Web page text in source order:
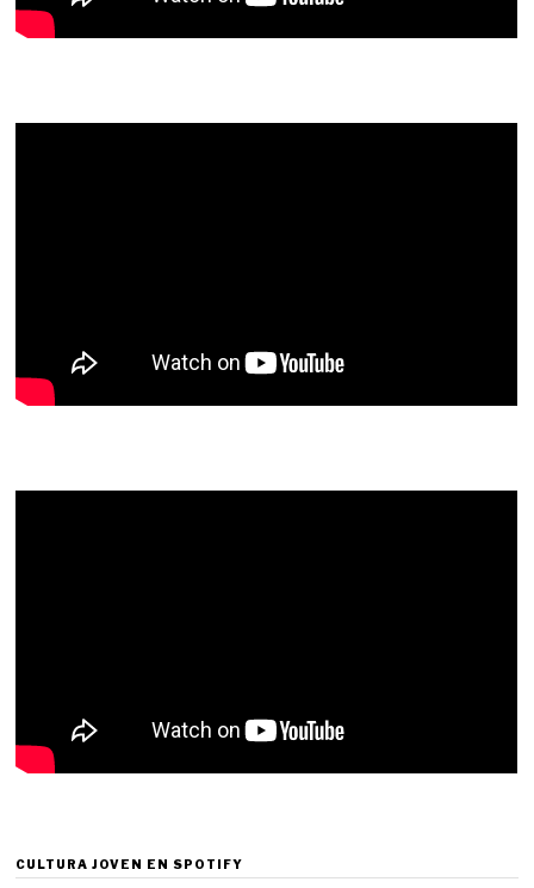
CULTURA JOVEN EN SPOTIFY